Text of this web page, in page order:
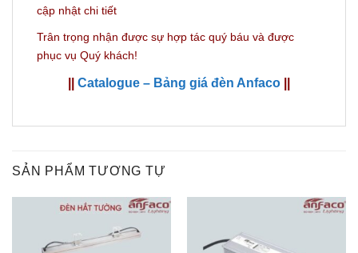
cập nhật chi tiết
Trân trọng nhận được sự hợp tác quý báu và được
phục vụ Quý khách!
Catalogue – Bảng giá đèn Anfaco
SẢN PHẨM TƯƠNG TỰ